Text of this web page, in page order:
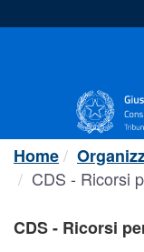
al
Home
CDS - Ricorsi
CDS - Ricorsi